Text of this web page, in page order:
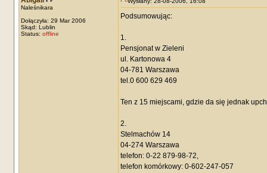
Naleśnikara
Dołączyła: 29 Mar 2006
Skąd: Lublin
Status: offline
Podsumowując:
1.
Pensjonat w Zieleni
ul. Kartonowa 4
04-781 Warszawa
tel.0 600 629 469
Ten z 15 miejscami, gdzie da się jednak
2.
Stelmachów 14
04-274 Warszawa
telefon: 0-22 879-98-72,
telefon komórkowy: 0-602-247-057